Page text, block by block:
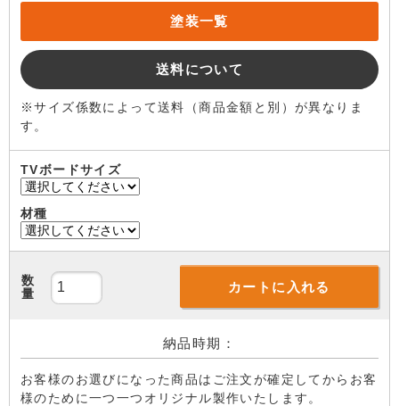
塗装一覧
送料について
※サイズ係数によって送料（商品金額と別）が異なりま
す。
TVボードサイズ
材種
数
量
カートに入れる
納品時期：
お客様のお選びになった商品はご注文が確定してからお客
様のために一つ一つオリジナル製作いたします。